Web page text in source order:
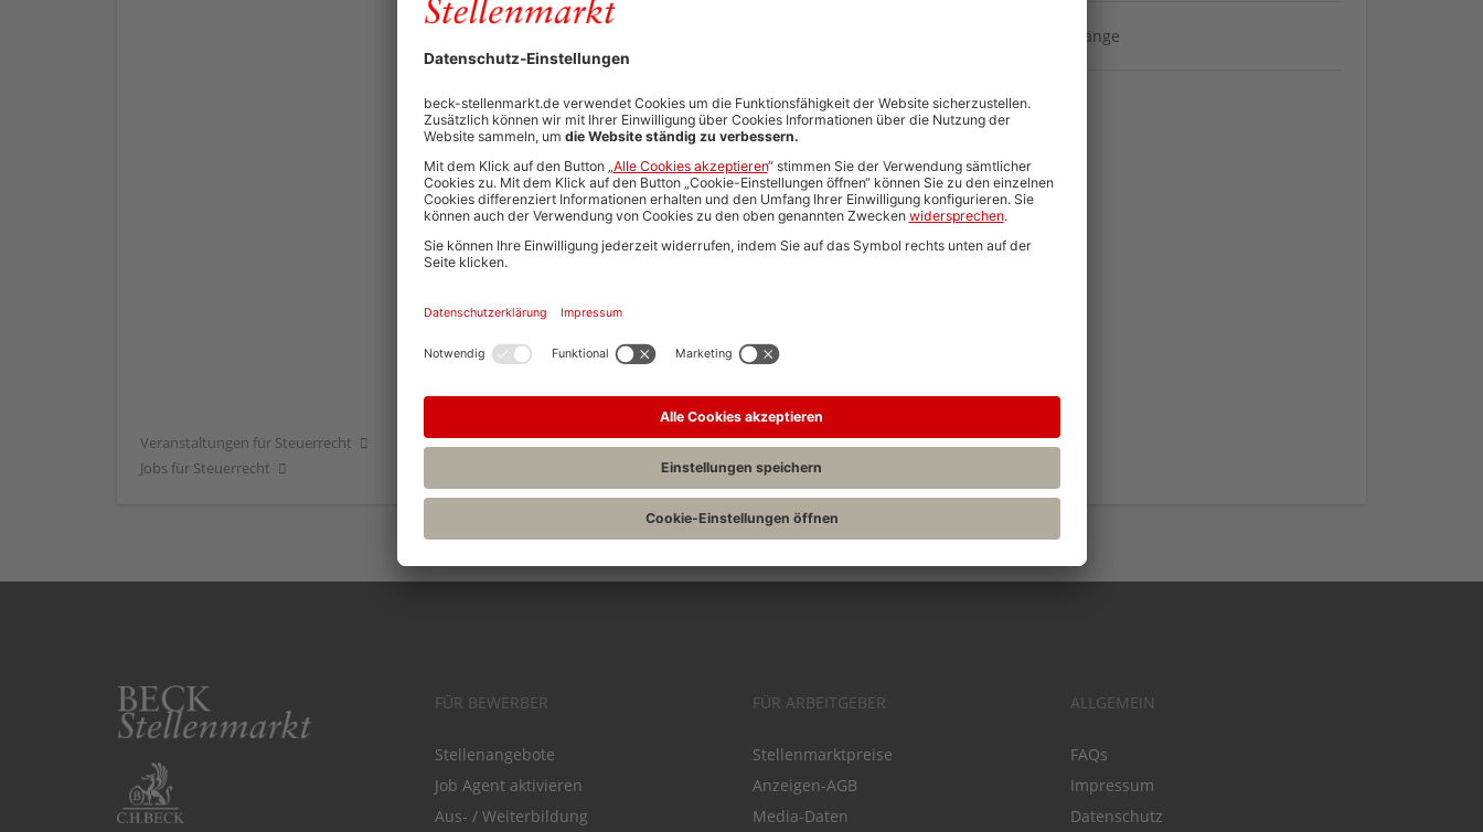
Fachanwaltslehrgänge
PDF: PDF Download
Drucken
Veranstaltungen für Steuerrecht
Jobs für Steuerrecht
FÜR BEWERBER
Stellenangebote
Job Agent aktivieren
Aus- / Weiterbildung
FÜR ARBEITGEBER
Stellenmarktpreise
Anzeigen-AGB
Media-Daten
ALLGEMEIN
FAQs
Impressum
Datenschutz